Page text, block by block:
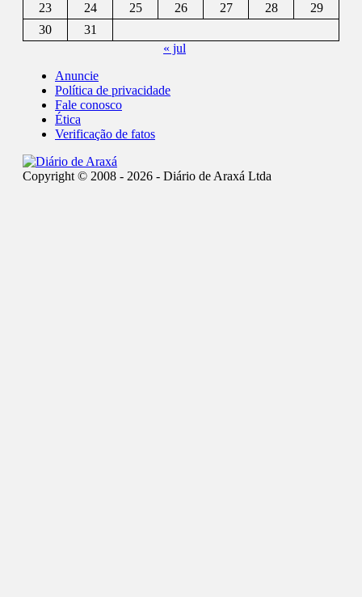
23
24 25 26 27 28
29
30
31
« jul
Anuncie
Política de privacidade
Fale conosco
Ética
Verificação de fatos
Copyright © 2008 - 2026 - Diário de Araxá Ltda